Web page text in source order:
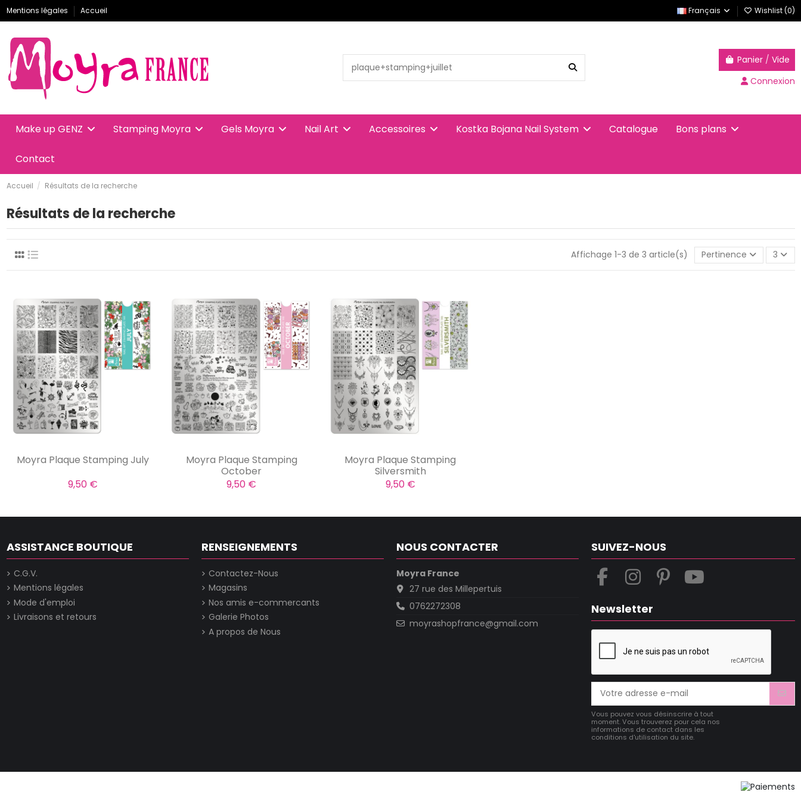
Mentions légales Accueil Français Wishlist (0)
Panier / Vide
Connexion
Make up GENZ Stamping Moyra Gels Moyra Nail Art Accessoires Kostka Bojana Nail System Catalogue Bons plans
Contact
Accueil Résultats de la recherche
Résultats de la recherche
Affichage 1-3 de 3 article(s) Pertinence 3
Moyra Plaque Stamping July
9,50 €
Moyra Plaque Stamping
October
9,50 €
Moyra Plaque Stamping
Silversmith
9,50 €
ASSISTANCE BOUTIQUE
C.G.V.
Mentions légales
Mode d'emploi
Livraisons et retours
RENSEIGNEMENTS
Contactez-Nous
Magasins
Nos amis e-commercants
Galerie Photos
A propos de Nous
NOUS CONTACTER
Moyra France
27 rue des Millepertuis
0762272308
moyrashopfrance@gmail.com
SUIVEZ-NOUS
Newsletter
Vous pouvez vous désinscrire à tout
moment. Vous trouverez pour cela nos
informations de contact dans les
conditions d'utilisation du site.